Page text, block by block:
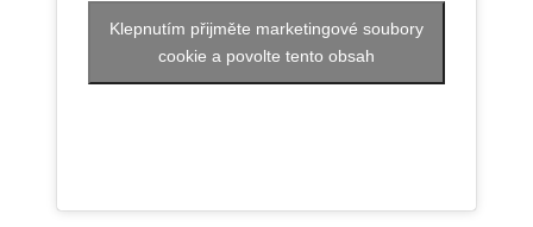
Klepnutím přijměte marketingové soubory
cookie a povolte tento obsah